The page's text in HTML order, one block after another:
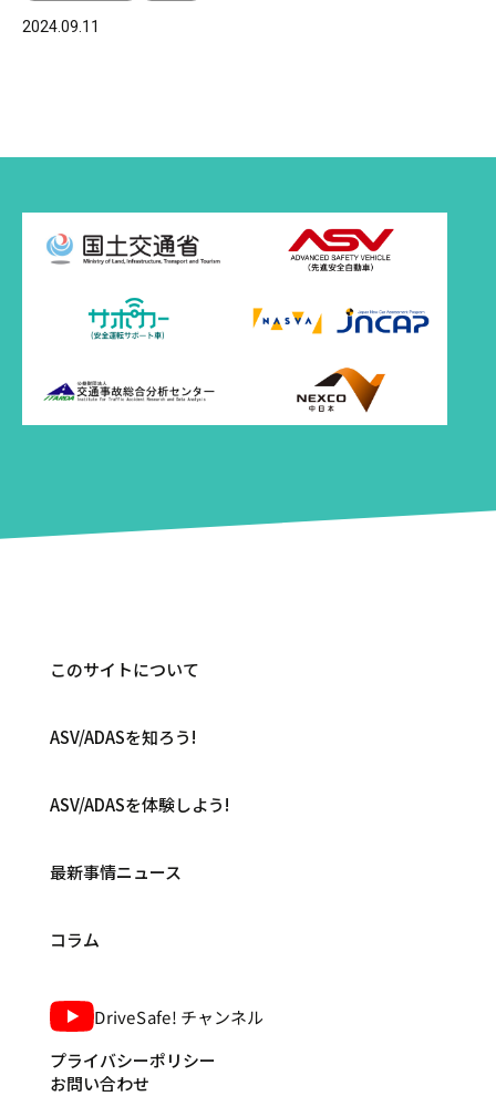
2024.09.11
このサイトについて
ASV/ADASを知ろう!
ASV/ADASを体験しよう!
最新事情ニュース
コラム
DriveSafe! チャンネル
プライバシーポリシー
お問い合わせ